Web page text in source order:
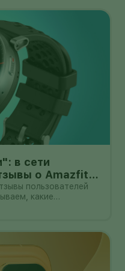
в сети
о Amazfit
картами
пользователей
какие